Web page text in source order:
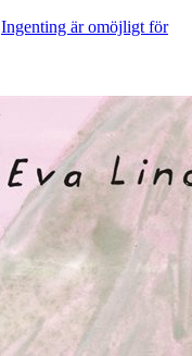
Ingenting är omöjligt för